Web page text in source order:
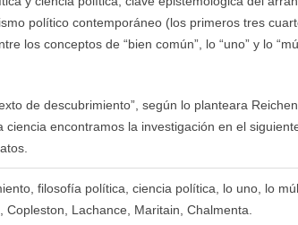
político contemporáneo (los primeros tres
los conceptos de “bien común”, lo “uno” y lo
de descubrimiento”, según lo planteara
ciencia encontramos la investigación en el
filosofía política, ciencia política, lo uno, lo
Lachance, Maritain, Chalmenta.